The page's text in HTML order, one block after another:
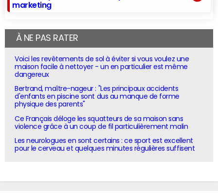
marketing
À NE PAS RATER
Voici les revêtements de sol à éviter si vous voulez une
maison facile à nettoyer - un en particulier est même
dangereux
Bertrand, maître-nageur : "Les principaux accidents
d'enfants en piscine sont dus au manque de forme
physique des parents"
Ce Français déloge les squatteurs de sa maison sans
violence grâce à un coup de fil particulièrement malin
Les neurologues en sont certains : ce sport est excellent
pour le cerveau et quelques minutes régulières suffisent